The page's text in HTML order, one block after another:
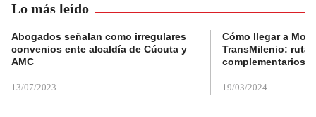
Lo más leído
Abogados señalan como irregulares
convenios ente alcaldía de Cúcuta y
AMC
13/07/2023
Cómo llegar a
TransMilenio:
complementarios
19/03/2024